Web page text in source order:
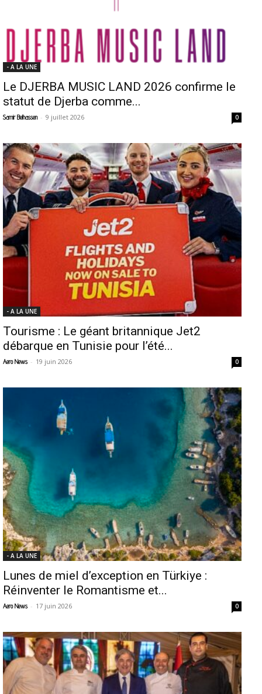
- A LA UNE
Le DJERBA MUSIC LAND 2026 confirme le
statut de Djerba comme...
Samir Belhassen - 9 juillet 2026 0
- A LA UNE
Tourisme : Le géant britannique Jet2
débarque en Tunisie pour l’été...
Aero News - 19 juin 2026 0
- A LA UNE
Lunes de miel d’exception en Türkiye :
Réinventer le Romantisme et...
Aero News - 17 juin 2026 0